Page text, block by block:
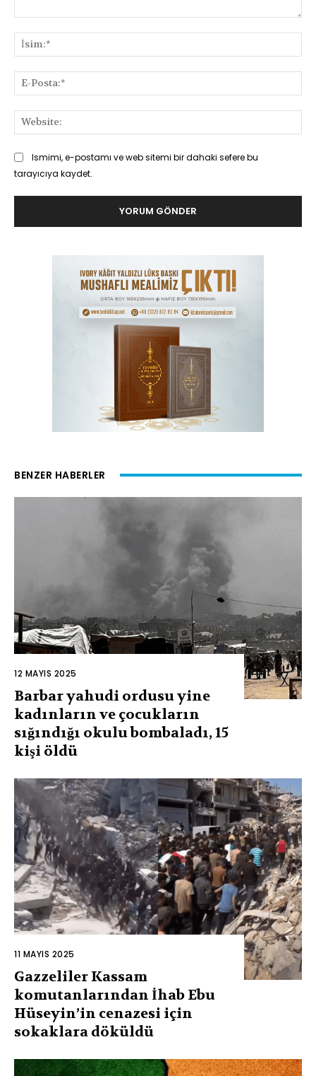
Ismimi, e-postamı ve web sitemi bir dahaki sefere bu
tarayıcıya kaydet.
BENZER HABERLER
12 MAYIS 2025
Barbar yahudi ordusu yine
kadınların ve çocukların
sığındığı okulu bombaladı, 15
kişi öldü
11 MAYIS 2025
Gazzeliler Kassam
komutanlarından İhab Ebu
Hüseyin’in cenazesi için
sokaklara döküldü